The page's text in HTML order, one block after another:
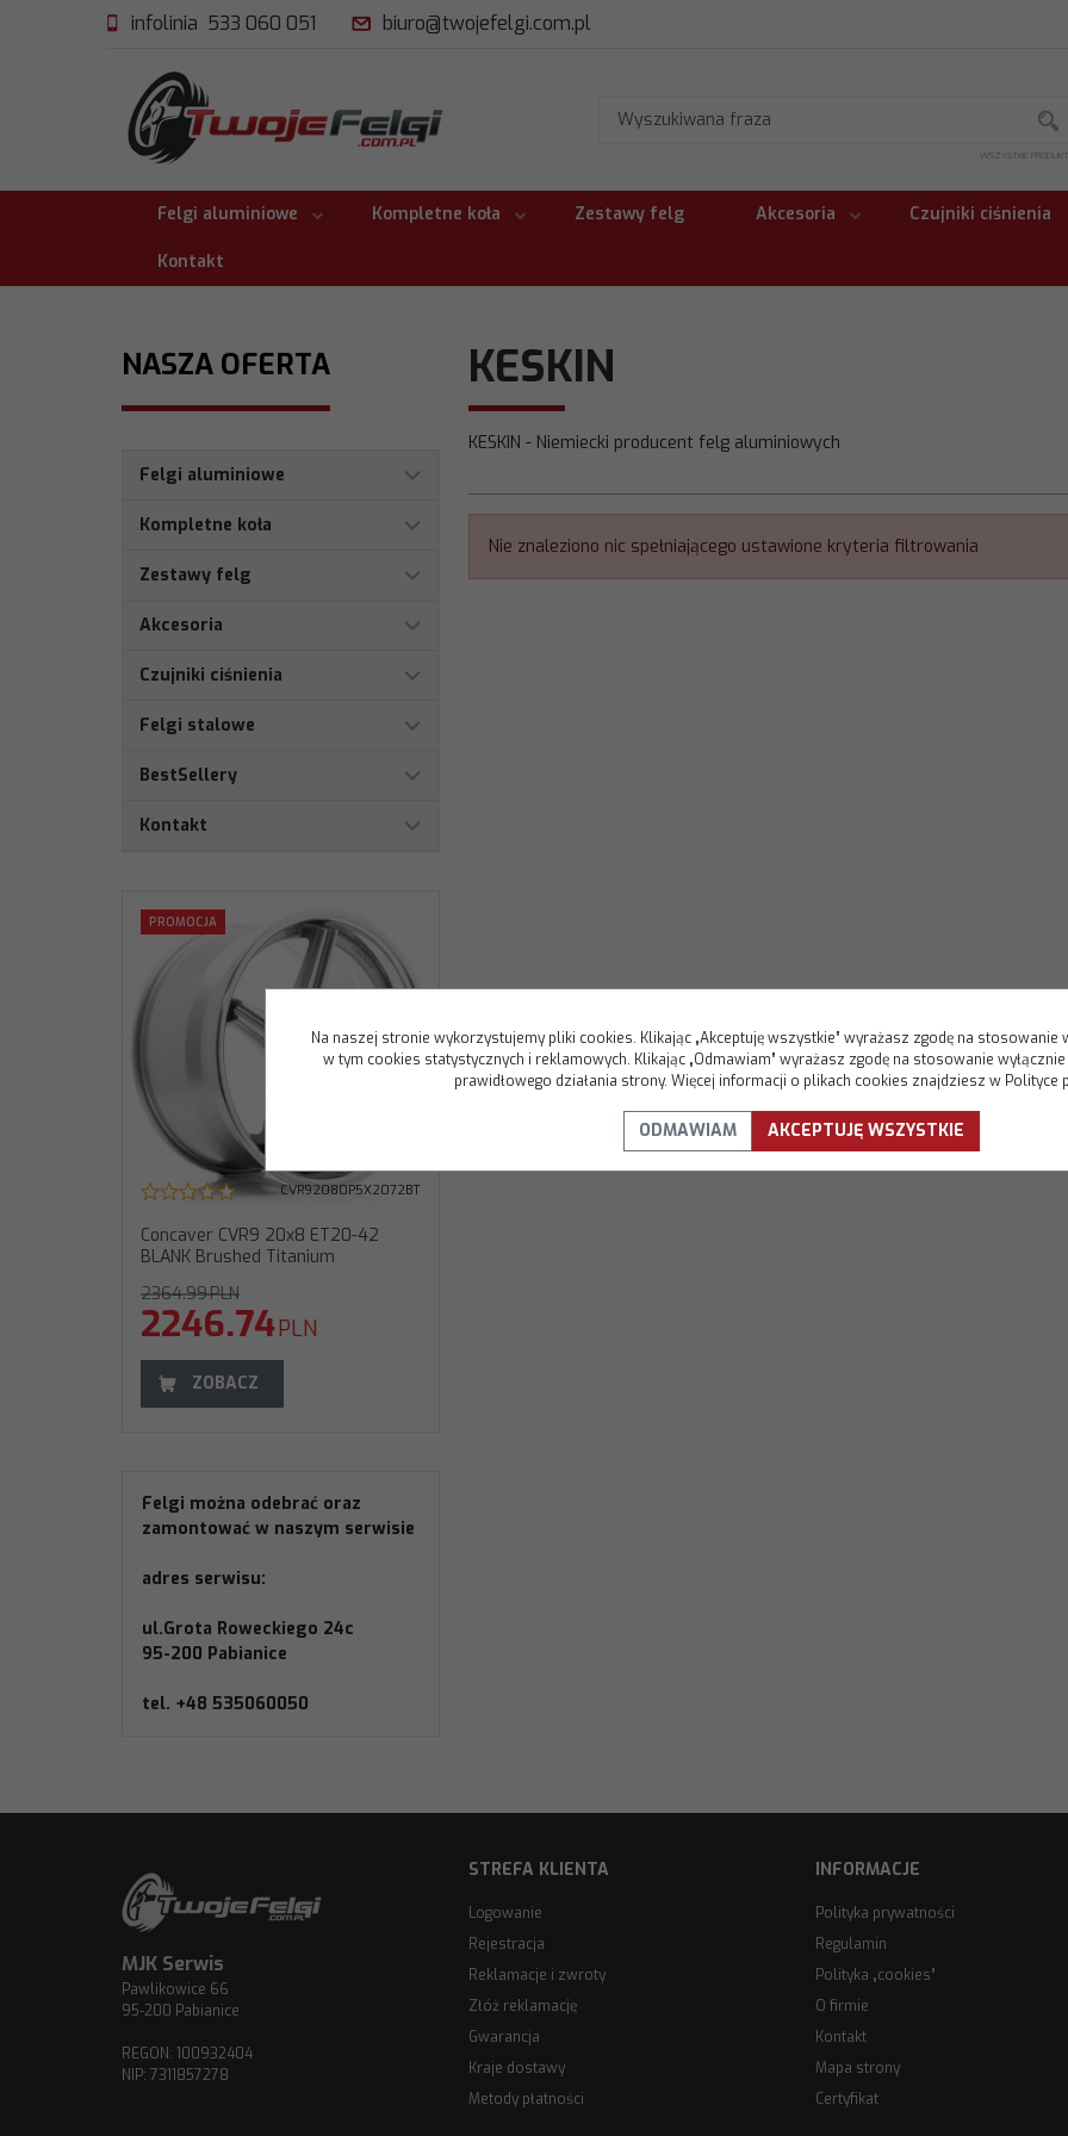
infolinia 533 060 051 biuro@twojefelgi.com.pl
WSZYSTKIE
Felgi aluminiowe Kompletne koła Zestawy felg Akcesoria Czujniki ciśnienia
Kontakt
KESKIN
KESKIN - Niemiecki producent felg aluminiowych
Nie znaleziono nic spełniającego ustawione kryteria filtrowania
NASZA OFERTA
Felgi aluminiowe
Kompletne koła
Zestawy felg
Akcesoria
Czujniki ciśnienia
Felgi stalowe
BestSellery
Kontakt
PROMOCJA
CVR92080P5X2072BT
Concaver CVR9 20x8 ET20-42
BLANK Brushed Titanium
2364.99PLN
2246.74PLN
ZOBACZ
Felgi można odebrać oraz
zamontować w naszym serwisie
adres serwisu:
ul.Grota Roweckiego 24c
95-200 Pabianice
tel. +48 535060050
MJK Serwis
Pawlikowice 66
95-200 Pabianice
REGON: 100932404
NIP: 7311857278
STREFA KLIENTA
Logowanie
Rejestracja
Reklamacje i zwroty
Złóż reklamację
Gwarancja
Kraje dostawy
Metody płatności
INFORMACJE
Polityka prywatności
Regulamin
Polityka „cookies”
O firmie
Kontakt
Mapa strony
Certyfikat
Na naszej stronie wykorzystujemy pliki cookies. Klikając „Akceptuję wszystkie” wyrażasz zgodę na
w tym cookies statystycznych i reklamowych. Klikając „Odmawiam” wyrażasz zgodę na stosowanie
prawidłowego działania strony. Więcej informacji o plikach cookies znajdziesz w Polityce
ODMAWIAM AKCEPTUJĘ WSZYSTKIE